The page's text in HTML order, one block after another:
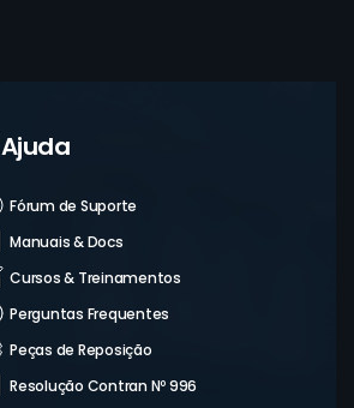
Ajuda
Fórum de Suporte
Manuais & Docs
Cursos & Treinamentos
Perguntas Frequentes
Peças de Reposição
Resolução Contran Nº 996